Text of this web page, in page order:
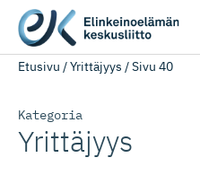
Etusivu /Yrittäjyys /Sivu 40
Kategoria
Yrittäjyys